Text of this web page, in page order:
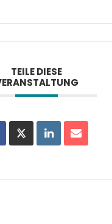
TEILE DIESE